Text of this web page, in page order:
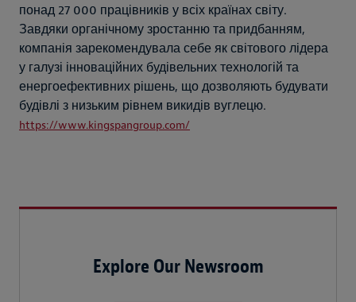
понад 27 000 працівників у всіх країнах світу.
Завдяки органічному зростанню та придбанням,
компанія зарекомендувала себе як світового лідера
у галузі інноваційних будівельних технологій та
енергоефективних рішень, що дозволяють будувати
будівлі з низьким рівнем викидів вуглецю.
https://www.kingspangroup.com/
Explore Our Newsroom